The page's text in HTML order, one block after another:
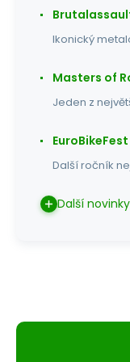
Ikonický
Masters of
Jeden z
Další ročník
Další novinky